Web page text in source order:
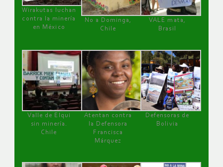
Wirakutas luchan
contra la minería
en México
No a Dominga,
Chile
VALE mata,
Brasil
Valle de Elqui
sin minería.
Chile
Atentan contra
la Defensora
Francisca
Márquez
Defensoras de
Bolivia